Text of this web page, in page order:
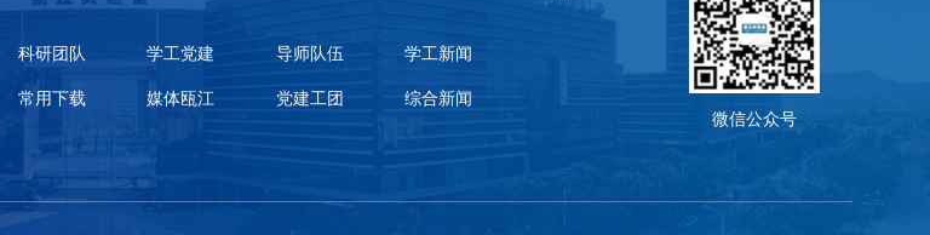
科研团队 学工党建 导师队伍 学工新闻
常用下载 媒体瓯江 党建工团
综合新闻
微信公众号